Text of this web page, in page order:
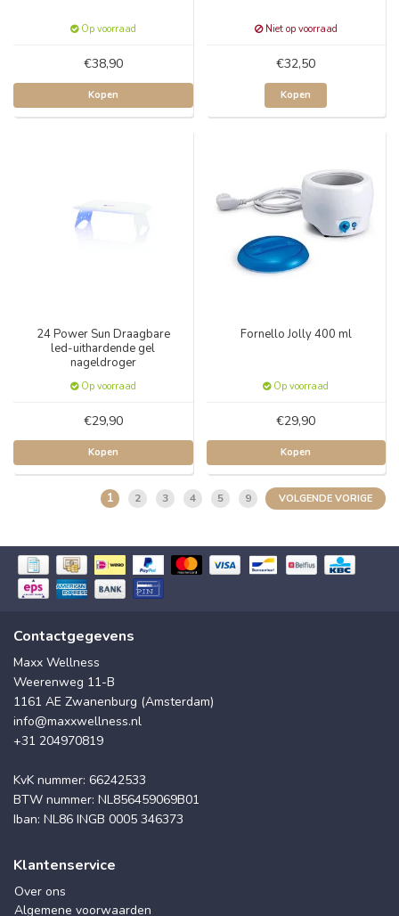
Op voorraad
€38,90
Kopen
Niet op voorraad
€32,50
Kopen
24 Power Sun Draagbare
led-uithardende gel
nageldroger
Op voorraad
€29,90
Kopen
Fornello Jolly 400 ml
Op voorraad
€29,90
Kopen
1 2 3 4 5 9 VOLGENDE VORIGE
Contactgegevens
Maxx Wellness
Weerenweg 11-B
1161 AE Zwanenburg (Amsterdam)
info@maxxwellness.nl
+31 204970819
KvK nummer: 66242533
BTW nummer: NL856459069B01
Iban: NL86 INGB 0005 346373
Klantenservice
Over ons
Algemene voorwaarden